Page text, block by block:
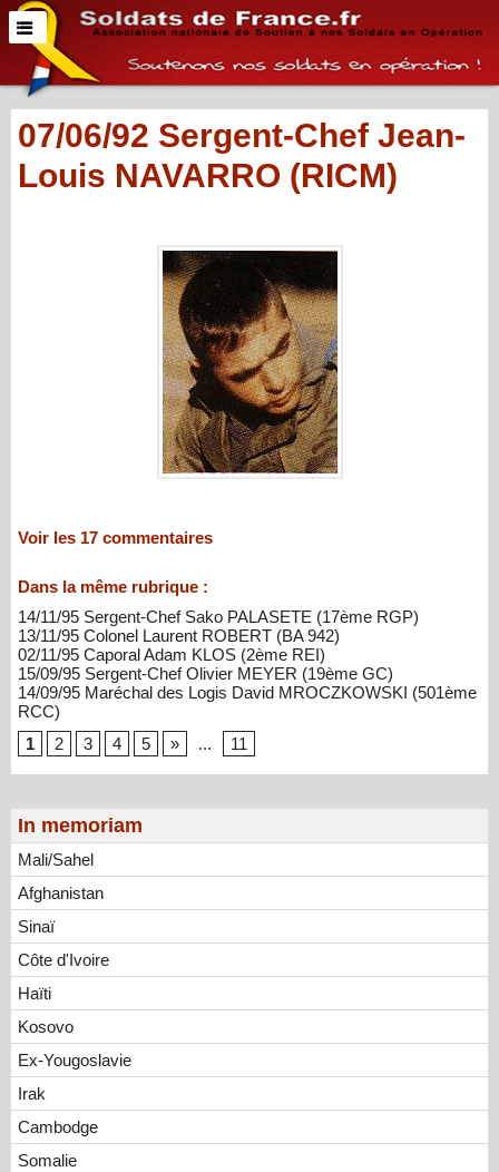
In memoriam
Mali/Sahel
Afghanistan
Sinaï
Côte d'Ivoire
Haïti
Kosovo
Ex-Yougoslavie
Irak
Cambodge
Somalie
07/06/92 Sergent-Chef Jean-
Louis NAVARRO (RICM)
Voir les 17 commentaires
Dans la même rubrique :
14/11/95 Sergent-Chef Sako PALASETE (17ème RGP)
13/11/95 Colonel Laurent ROBERT (BA 942)
02/11/95 Caporal Adam KLOS (2ème REI)
15/09/95 Sergent-Chef Olivier MEYER (19ème GC)
14/09/95 Maréchal des Logis David MROCZKOWSKI (501ème
RCC)
1
2 3 4 5 » ... 11